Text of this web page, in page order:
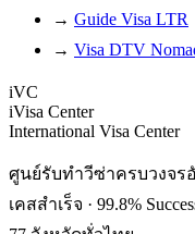
→ Guide Visa LTR
→ Visa DTV
iVC
iVisa Center
International Visa Center
ศูนย์รับทำวีซ่าครบวงจร
เคสสำเร็จ · 99.8%